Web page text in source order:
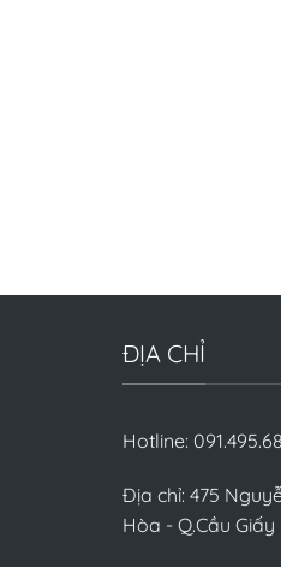
ĐỊA CHỈ
Hotline:
Địa chỉ: 475
Hòa - Q.Cầu